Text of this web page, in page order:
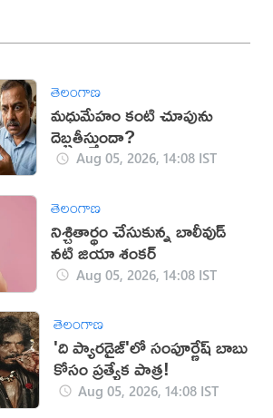
తెలంగాణ
మధుమేహం కంటి చూపును
దెబ్బతీస్తుందా?
Aug 05, 2026, 14:08 IST
తెలంగాణ
నిశ్చితార్థం చేసుకున్న బాలీవుడ్
నటి జియా శంకర్
Aug 05, 2026, 14:08 IST
తెలంగాణ
'ది ప్యారడైజ్'లో సంపూర్ణేష్ బాబు
కోసం ప్రత్యేక పాత్ర!
Aug 05, 2026, 14:08 IST